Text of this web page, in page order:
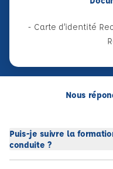
- Carte d’identité
Nous
Puis-je suivre la
conduite ?